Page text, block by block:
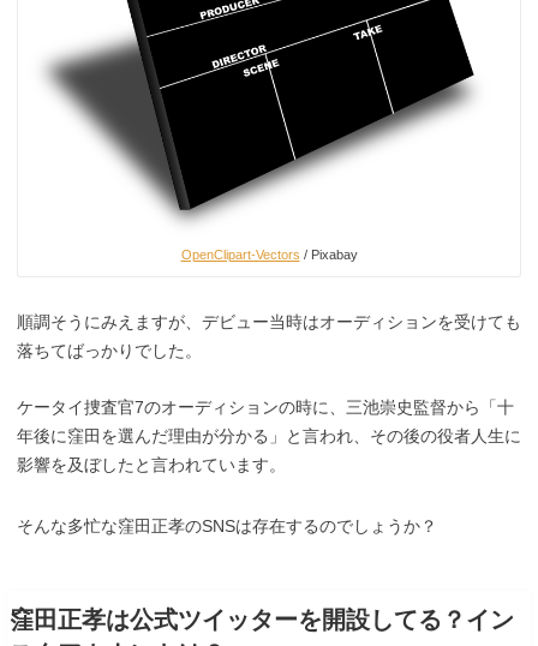
OpenClipart-Vectors / Pixabay
順調そうにみえますが、デビュー当時はオーディションを受けても
落ちてばっかりでした。
ケータイ捜査官7のオーディションの時に、三池崇史監督から「十
年後に窪田を選んだ理由が分かる」と言われ、その後の役者人生に
影響を及ぼしたと言われています。
そんな多忙な窪田正孝のSNSは存在するのでしょうか？
窪田正孝は公式ツイッターを開設してる？イン